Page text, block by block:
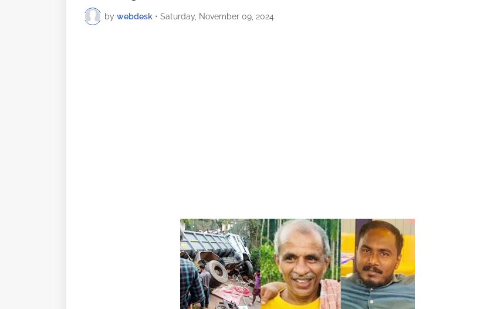
by webdesk • Saturday, November 09, 2024